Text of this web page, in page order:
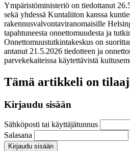
Ympäristöministeriö on tiedottanut
sekä yhdessä Kuntaliiton kanssa
rakennusvalvontaviranomaisille
tapahtuneesta onnettomuudesta ja
Onnettomuustutkintakeskus on
antanut 21.5.2026 tiedotteen ja
parvekekaiteissa käytettävistä
Tämä artikkeli on
Kirjaudu sisään
Sähköposti tai käyttäjätunnus
Salasana
Kirjaudu sisään